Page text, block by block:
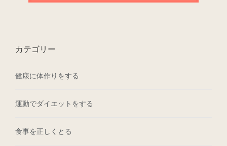
カテゴリー
健康に体作りをする
運動でダイエットをする
食事を正しくとる